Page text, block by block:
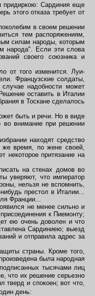
придиркою: Сардиния еще
этого отказа требует от
в своем решении
тем распоряжениям,
силам народы, которым
народа". Если эти слова
своего союзника и
от того изменится. Луи-
Французские солдаты,
надобности может
оставить в Италии
в Тоскане сделалось
быть и речи. Но в виде
во внимание при решении
находят средство
же время, по жене своей,
некоторое притязание на
на стенах домов во
уверяют, что император
нельзя не вспомнить,
престол в Италии...
Франции...
не менее сильно и
к Пиемонту;
ею очень доволен и что
Сардиниею; выезд
и отправила адрес за
страны. Кроме того,
была народная
тысячами лиц
что их решение серьезно
тверд и спокоен; вот что,
день: